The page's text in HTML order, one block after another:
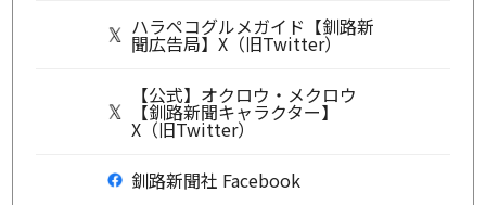
ハラペコグルメガイド【釧路新
聞広告局】X（旧Twitter）
【公式】オクロウ・メクロウ
【釧路新聞キャラクター】
X（旧Twitter）
釧路新聞社 Facebook